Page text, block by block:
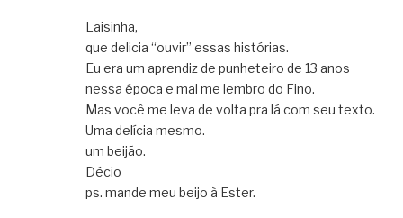
Laisinha,
que delicia “ouvir” essas histórias.
Eu era um aprendiz de punheteiro de 13 anos
nessa época e mal me lembro do Fino.
Mas você me leva de volta pra lá com seu texto.
Uma delícia mesmo.
um beijão.
Décio
ps. mande meu beijo à Ester.